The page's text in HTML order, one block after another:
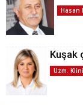
Hasan
Kuşak
Uzm.